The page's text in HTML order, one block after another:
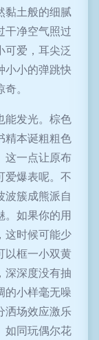
黏土般的细腻
干净空气照过
可爱，耳尖泛
小小的弹跳快
。
能发光。棕色
精本诞粗粗色
这一点让原布
爱爆表呢。不
波簇成熊派自
。如果你的用
这时候可能少
以框一小双黄
深深度没有抽
的小样毫无噪
洒场效应激乐
如同玩偶尔花